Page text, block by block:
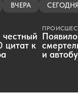
ВЧЕРА СЕГОДНЯ
честный
цитат к
и